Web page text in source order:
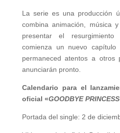
La serie es una producción
combina animación, música
presentar el
comienza un nuevo capítulo
permaneced atentos a otros
anunciarán pronto.
Calendario para el
oficial «GOODBYE PRINCESS
Portada del single: 2 de